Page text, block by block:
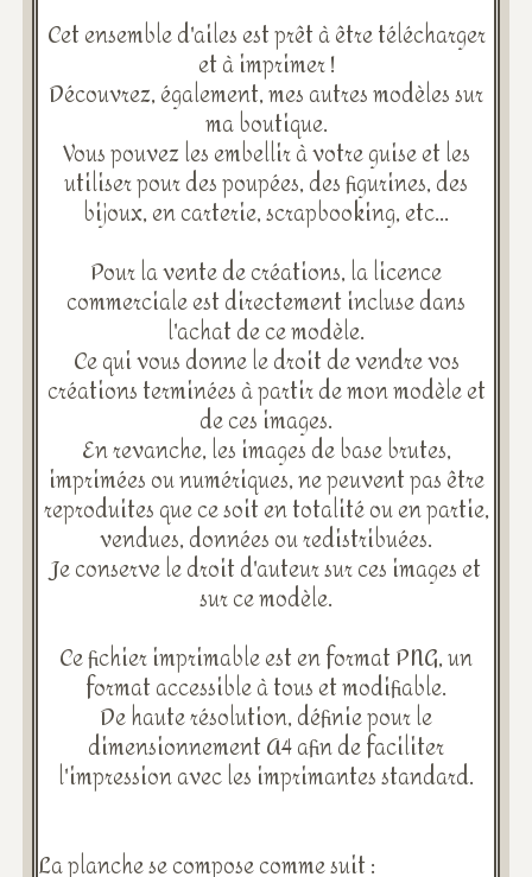
Cet ensemble d'ailes est prêt à être télécharger
et à imprimer !
Découvrez, également, mes autres modèles sur
ma boutique.
Vous pouvez les embellir à votre guise et les
utiliser pour des poupées, des figurines, des
bijoux, en carterie, scrapbooking, etc...
Pour la vente de créations, la licence
commerciale est directement incluse dans
l'achat de ce modèle.
Ce qui vous donne le droit de vendre vos
créations terminées à partir de mon modèle et
de ces images.
En revanche, les images de base brutes,
imprimées ou numériques, ne peuvent pas être
reproduites que ce soit en totalité ou en partie,
vendues, données ou redistribuées.
Je conserve le droit d'auteur sur ces images et
sur ce modèle.
Ce fichier imprimable est en format PNG, un
format accessible à tous et modifiable.
De haute résolution, définie pour le
dimensionnement A4 afin de faciliter
l'impression avec les imprimantes standard.
La planche se compose comme suit :